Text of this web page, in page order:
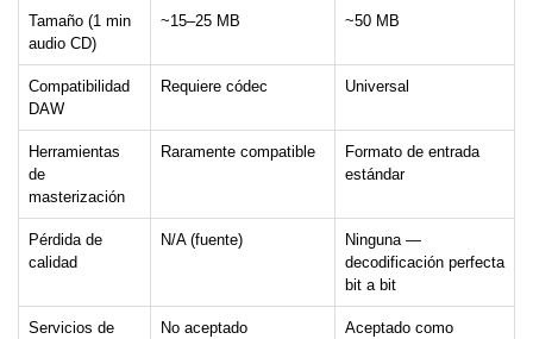
Tamaño (1 min
audio CD)
~15–25 MB ~50 MB
Compatibilidad
DAW
Requiere códec Universal
Herramientas
de
masterización
Raramente compatible
Formato de entrada
estándar
Pérdida de
calidad
N/A (fuente)
Ninguna —
decodificación perfecta
bit a bit
Servicios de
No aceptado
Aceptado como